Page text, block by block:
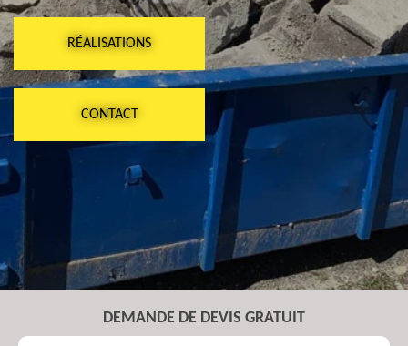
RÉALISATIONS
CONTACT
DEMANDE DE DEVIS GRATUIT